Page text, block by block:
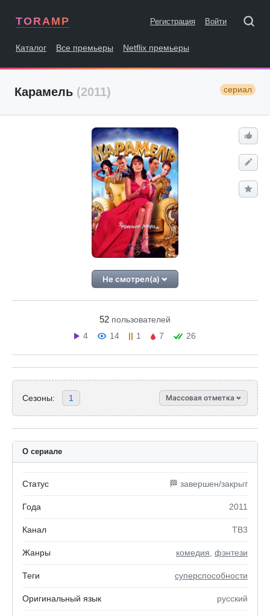
TORAMP Регистрация Войти
Каталог Все премьеры Netflix премьеры
Карамель (2011) сериал
Не смотрел(а)
52 пользователей
4
14 1 7 26
Сезоны: 1 Массовая отметка
О сериале
Статус 🏁 завершен/закрыт
Года 2011
Канал ТВ3
Жанры комедия фэнтези
Теги суперспособности
Оригинальный язык русский